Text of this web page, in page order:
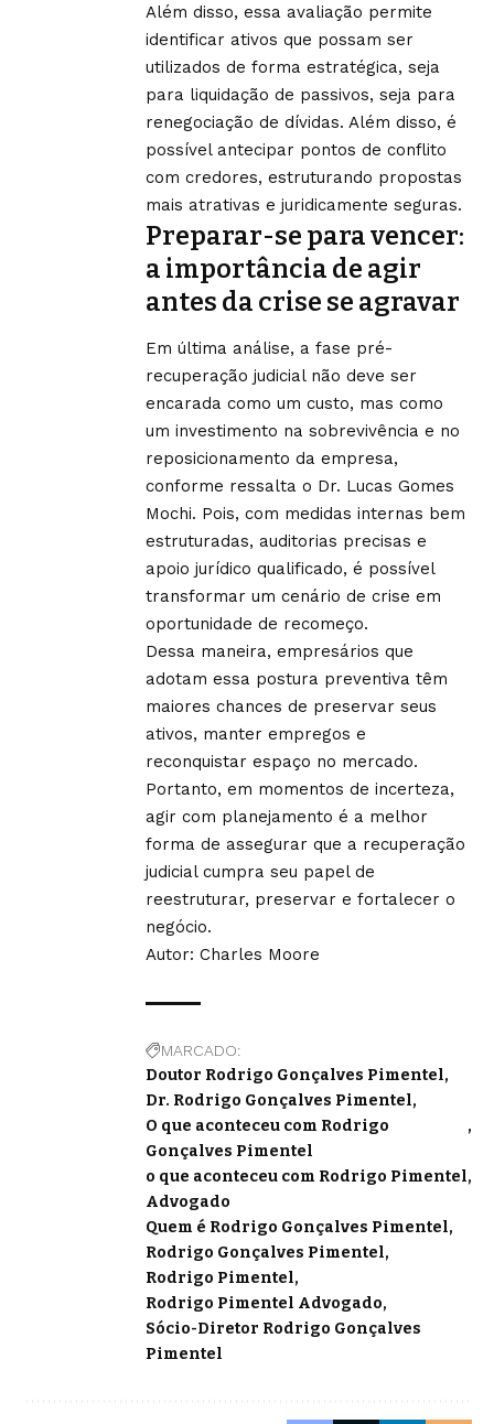
Além disso, essa avaliação permite
identificar ativos que possam ser
utilizados de forma estratégica, seja
para liquidação de passivos, seja para
renegociação de dívidas. Além disso, é
possível antecipar pontos de conflito
com credores, estruturando propostas
mais atrativas e juridicamente seguras.
Preparar-se para vencer:
a importância de agir
antes da crise se agravar
Em última análise, a fase pré-
recuperação judicial não deve ser
encarada como um custo, mas como
um investimento na sobrevivência e no
reposicionamento da empresa,
conforme ressalta o Dr. Lucas Gomes
Mochi. Pois, com medidas internas bem
estruturadas, auditorias precisas e
apoio jurídico qualificado, é possível
transformar um cenário de crise em
oportunidade de recomeço.
Dessa maneira, empresários que
adotam essa postura preventiva têm
maiores chances de preservar seus
ativos, manter empregos e
reconquistar espaço no mercado.
Portanto, em momentos de incerteza,
agir com planejamento é a melhor
forma de assegurar que a recuperação
judicial cumpra seu papel de
reestruturar, preservar e fortalecer o
negócio.
Autor: Charles Moore
MARCADO:
Doutor Rodrigo Gonçalves Pimentel
Dr. Rodrigo Gonçalves Pimentel
O que aconteceu com Rodrigo
Gonçalves Pimentel
o que aconteceu com Rodrigo Pimentel
Advogado
Quem é Rodrigo Gonçalves Pimentel
Rodrigo Gonçalves Pimentel
Rodrigo Pimentel
Rodrigo Pimentel Advogado
Sócio-Diretor Rodrigo Gonçalves
Pimentel